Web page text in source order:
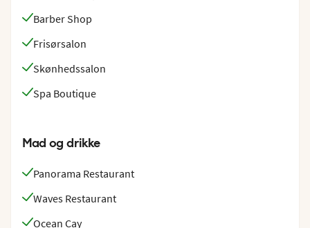
Doremi Studio samt et inspirerende teknikrum.
Barber Shop
Frisørsalon
Skønhedssalon
Spa Boutique
Mad og drikke
Panorama Restaurant
Waves Restaurant
Ocean Cay